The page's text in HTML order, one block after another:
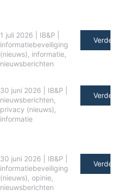
1 juli 2026 IB&P
informatiebeveiliging
(nieuws), informatie,
nieuwsberichten
Verder
30 juni 2026 IB&P
nieuwsberichten,
privacy (nieuws),
informatie
Verder
30 juni 2026 IB&P
informatiebeveiliging
(nieuws), opinie,
nieuwsberichten
Verder